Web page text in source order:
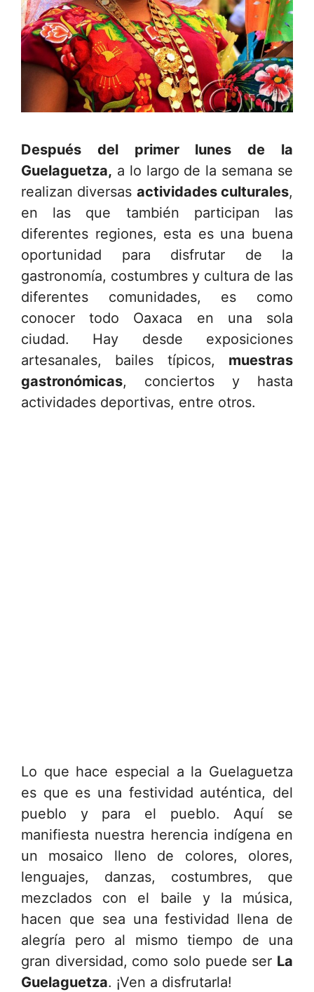
Después del primer lunes de la
Guelaguetza, a lo largo de la semana se
realizan diversas actividades culturales,
en las que también participan las
diferentes regiones, esta es una buena
oportunidad para disfrutar de la
gastronomía, costumbres y cultura de las
diferentes comunidades, es como
conocer todo Oaxaca en una sola
ciudad. Hay desde exposiciones
artesanales, bailes típicos, muestras
gastronómicas, conciertos y hasta
actividades deportivas, entre otros.
Lo que hace especial a la Guelaguetza
es que es una festividad auténtica, del
pueblo y para el pueblo. Aquí se
manifiesta nuestra herencia indígena en
un mosaico lleno de colores, olores,
lenguajes, danzas, costumbres, que
mezclados con el baile y la música,
hacen que sea una festividad llena de
alegría pero al mismo tiempo de una
gran diversidad, como solo puede ser La
Guelaguetza. ¡Ven a disfrutarla!